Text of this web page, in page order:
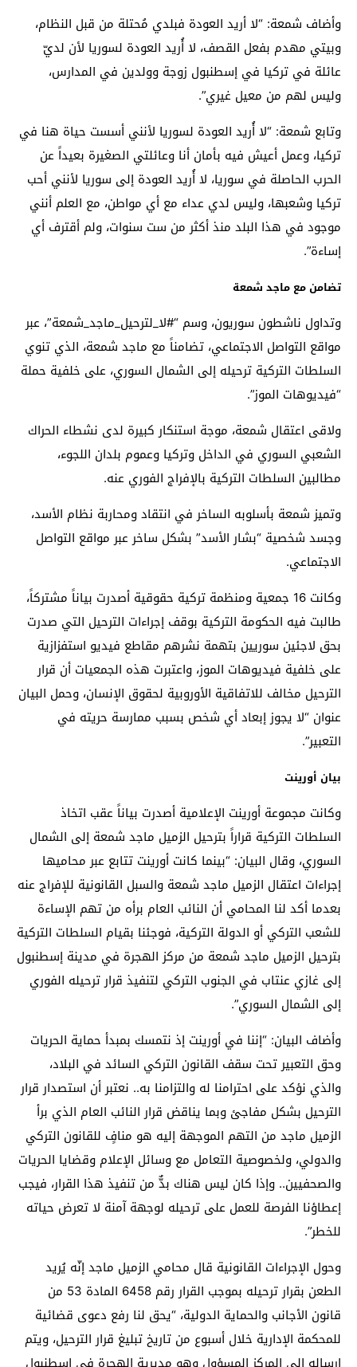
وأضاف شمعة: “لا أريد العودة فبلدي مُحتلة من قبل النظام،
وبيتي مهدم بفعل القصف، لا أُريد العودة لسوريا لأن لديّ
عائلة في تركيا في إسطنبول زوجة وولدين في المدارس،
وليس لهم من معيل غيري”.
وتابع شمعة: “لا أُريد العودة لسوريا لأنني أسست حياة هنا في
تركيا، وعمل أعيش فيه بأمان أنا وعائلتي الصغيرة بعيداً عن
الحرب الحاصلة في سوريا، لا أُريد العودة إلى سوريا لأنني أحب
تركيا وشعبها، وليس لدي عداء مع أي مواطن، مع العلم أنني
موجود في هذا البلد منذ أكثر من ست سنوات، ولم أقترف أي
إساءة”.
تضامن مع ماجد شمعة
وتداول ناشطون سوريون، وسم “#لا_لترحيل_ماجد_شمعة”، عبر
مواقع التواصل الاجتماعي، تضامناً مع ماجد شمعة، الذي تنوي
السلطات التركية ترحيله إلى الشمال السوري، على خلفية حملة
“فيديوهات الموز”.
ولاقى اعتقال شمعة، موجة استنكار كبيرة لدى نشطاء الحراك
الشعبي السوري في الداخل وتركيا وعموم بلدان اللجوء،
مطالبين السلطات التركية بالإفراج الفوري عنه.
وتميز شمعة بأسلوبه الساخر في انتقاد ومحاربة نظام الأسد،
وجسد شخصية “بشار الأسد” بشكل ساخر عبر مواقع التواصل
الاجتماعي.
وكانت 16 جمعية ومنظمة تركية حقوقية أصدرت بياناً مشتركاً،
طالبت فيه الحكومة التركية بوقف إجراءات الترحيل التي صدرت
بحق لاجئين سوريين بتهمة نشرهم مقاطع فيديو استفزازية
على خلفية فيديوهات الموز، واعتبرت هذه الجمعيات أن قرار
الترحيل مخالف للاتفاقية الأوروبية لحقوق الإنسان، وحمل البيان
عنوان “لا يجوز إبعاد أي شخص بسبب ممارسة حريته في
التعبير”.
بيان أورينت
وكانت مجموعة أورينت الإعلامية أصدرت بياناً عقب اتخاذ
السلطات التركية قراراً بترحيل الزميل ماجد شمعة إلى الشمال
السوري، وقال البيان: “بينما كانت أورينت تتابع عبر محاميها
إجراءات اعتقال الزميل ماجد شمعة والسبل القانونية للإفراج عنه
بعدما أكد لنا المحامي أن النائب العام برأه من تهم الإساءة
للشعب التركي أو الدولة التركية، فوجئنا بقيام السلطات التركية
بترحيل الزميل ماجد شمعة من مركز الهجرة في مدينة إسطنبول
إلى غازي عنتاب في الجنوب التركي لتنفيذ قرار ترحيله الفوري
إلى الشمال السوري”.
وأضاف البيان: “إننا في أورينت إذ نتمسك بمبدأ حماية الحريات
وحق التعبير تحت سقف القانون التركي السائد في البلاد،
والذي نؤكد على احترامنا له والتزامنا به.. نعتبر أن استصدار قرار
الترحيل بشكل مفاجئ وبما يناقض قرار النائب العام الذي برأ
الزميل ماجد من التهم الموجهة إليه هو منافٍ للقانون التركي
والدولي، ولخصوصية التعامل مع وسائل الإعلام وقضايا الحريات
والصحفيين.. وإذا كان ليس هناك بدٌّ من تنفيذ هذا القرار، فيجب
إعطاؤنا الفرصة للعمل على ترحيله لوجهة آمنة لا تعرض حياته
للخطر”.
وحول الإجراءات القانونية قال محامي الزميل ماجد إنّه يُريد
الطعن بقرار ترحيله بموجب القرار رقم 6458 المادة 53 من
قانون الأجانب والحماية الدولية، “يحق لنا رفع دعوى قضائية
للمحكمة الإدارية خلال أسبوع من تاريخ تبليغ قرار الترحيل، ويتم